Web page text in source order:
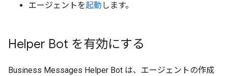
エージェントを起動 します。
Helper Bot を有効にする
Business Messages Helper Bot は、エージェントの作成